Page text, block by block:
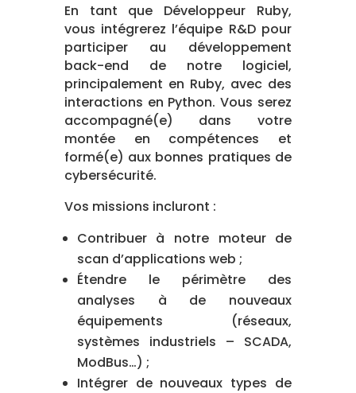
En tant que Développeur Ruby,
vous intégrerez l’équipe R&D pour
participer au développement
back-end de notre logiciel,
principalement en Ruby, avec des
interactions en Python. Vous serez
accompagné(e) dans votre
montée en compétences et
formé(e) aux bonnes pratiques de
cybersécurité.
Vos missions incluront :
Contribuer à notre moteur de
scan d’applications web ;
Étendre le périmètre des
analyses à de nouveaux
équipements (réseaux,
systèmes industriels – SCADA,
ModBus…) ;
Intégrer de nouveaux types de